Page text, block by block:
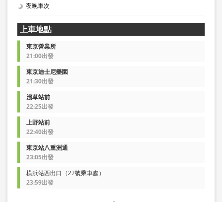
夜晚車次
上車地點
東京營業所
21:00出發
東京迪士尼樂園
21:30出發
淺草站前
22:25出發
上野站前
22:40出發
東京站八重洲通
23:05出發
横浜站西出口（22號乘車處）
23:59出發